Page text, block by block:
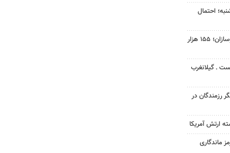
احتمال
افت ۳۴ درصدی فروش خودروسازان؛ ۱۵۵ هزار
ـ گیلانغرب
رزمندگان در
ارتش آمریکا
ماندگاری